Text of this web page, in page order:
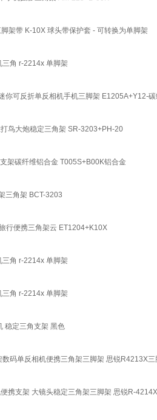
架带 K-10X 球头带保护套 - 可转换为单脚架
角 r-2214x 单脚架
你可反折单反相机手机三脚架 E1205A+Y12-
鸟大炮稳定三角架 SR-3203+PH-20
架碳纤维铝合金 T005S+B00K铝合金
三角架 BCT-3203
行便携三角架云 ET1204+K10X
角 r-2214x 单脚架
角 r-2214x 单脚架
稳定三角支架 黑色
码单反相机便携三角架三脚架 思锐R4213X三
携支架 大镜头稳定三角架三脚架 思锐R-